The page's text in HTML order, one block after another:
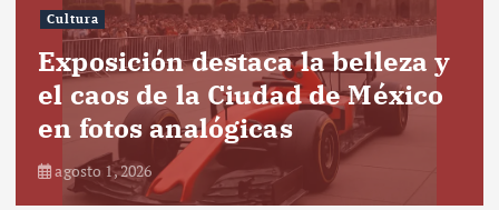
Cultura
Exposición destaca la belleza y
el caos de la Ciudad de México
en fotos analógicas
agosto 1, 2026